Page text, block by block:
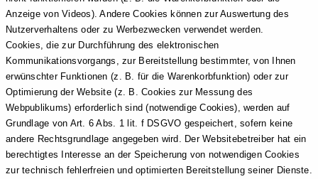
Anzeige von Videos). Andere Cookies können zur Auswertung des
Nutzerverhaltens oder zu Werbezwecken verwendet werden.
Cookies, die zur Durchführung des elektronischen
Kommunikationsvorgangs, zur Bereitstellung bestimmter, von Ihnen
erwünschter Funktionen (z. B. für die Warenkorbfunktion) oder zur
Optimierung der Website (z. B. Cookies zur Messung des
Webpublikums) erforderlich sind (notwendige Cookies), werden auf
Grundlage von Art. 6 Abs. 1 lit. f DSGVO gespeichert, sofern keine
andere Rechtsgrundlage angegeben wird. Der Websitebetreiber hat ein
berechtigtes Interesse an der Speicherung von notwendigen Cookies
zur technisch fehlerfreien und optimierten Bereitstellung seiner Dienste.